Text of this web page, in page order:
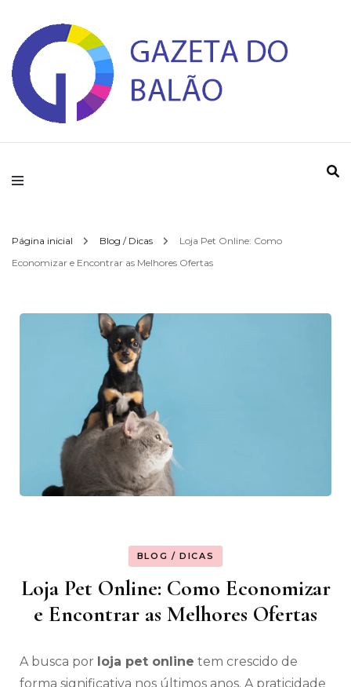
Gazeta do Balao
Página inicial Blog / Dicas
Loja Pet Online: Como
Economizar e Encontrar as Melhores Ofertas
BLOG / DICAS
Loja Pet Online: Como Economizar
e Encontrar as Melhores Ofertas
A busca por loja pet online tem crescido de
forma significativa nos últimos anos. A praticidade